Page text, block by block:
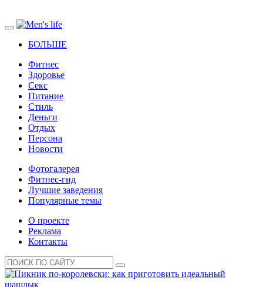
БОЛЬШЕ
Фитнес
Здоровье
Секс
Питание
Стиль
Деньги
Отдых
Персона
Новости
Фотогалерея
Фитнес-гид
Лучшие заведения
Популярные темы
О проекте
Реклама
Контакты